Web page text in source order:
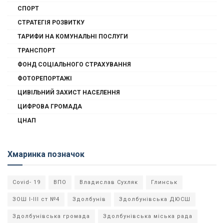
СПОРТ
СТРАТЕГІЯ РОЗВИТКУ
ТАРИФИ НА КОМУНАЛЬНІ ПОСЛУГИ
ТРАНСПОРТ
ФОНД СОЦІАЛЬНОГО СТРАХУВАННЯ
ФОТОРЕПОРТАЖІ
ЦИВІЛЬНИЙ ЗАХИСТ НАСЕЛЕННЯ
ЦИФРОВА ГРОМАДА
ЦНАП
Хмаринка позначок
Covid- 19 ВПО Владислав Сухляк Глинськ
ЗОШ І-ІІІ ст №4 Здолбунів Здолбунівська ДЮСШ
Здолбунівська громада Здолбунівська міська рада